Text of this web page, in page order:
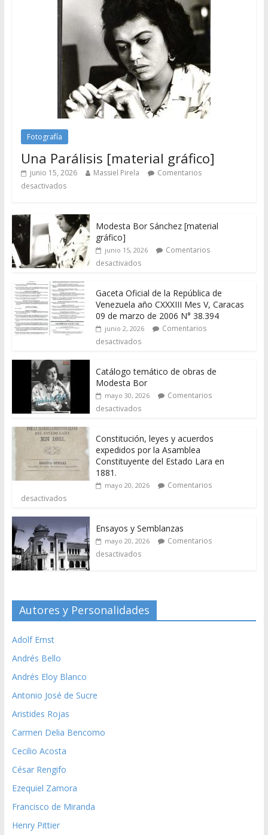
Fotografía
Una Parálisis [material gráfico]
junio 15, 2026 Massiel Pirela
Comentarios
desactivados
Modesta Bor Sánchez [material
gráfico]
junio 15, 2026
Comentarios
desactivados
Gaceta Oficial de la República de
Venezuela año CXXXIII Mes V, Caracas
09 de marzo de 2006 N° 38.394
junio 2, 2026
Comentarios
desactivados
Catálogo temático de obras de
Modesta Bor
mayo 30, 2026
Comentarios
desactivados
Constitución, leyes y acuerdos
expedidos por la Asamblea
Constituyente del Estado Lara en
1881.
mayo 20, 2026
Comentarios
desactivados
Ensayos y Semblanzas
mayo 20, 2026
Comentarios
desactivados
Autores y Personalidades
Adolf Ernst
Andrés Bello
Andrés Eloy Blanco
Antonio José de Sucre
Aristides Rojas
Carmen Delia Bencomo
Cecilio Acosta
César Rengifo
Ezequiel Zamora
Francisco de Miranda
Henry Pittier